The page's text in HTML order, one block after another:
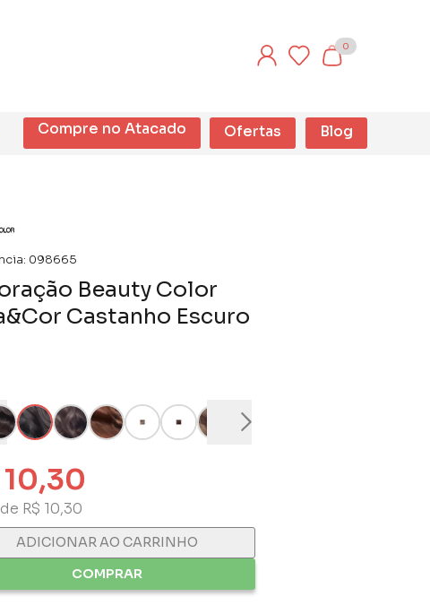
0
Compre no Atacado Ofertas Blog
098665
Beauty Color
Castanho Escuro
10,30
R$ 10,30
ADICIONAR AO CARRINHO
COMPRAR